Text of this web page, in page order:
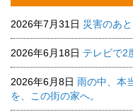
2026年7月31日 災害のあ
2026年6月18日 テレビで2
2026年6月8日 雨の中、本
を、この街の家へ。